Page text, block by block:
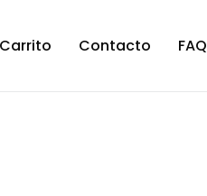
Carrito Contacto FAQ